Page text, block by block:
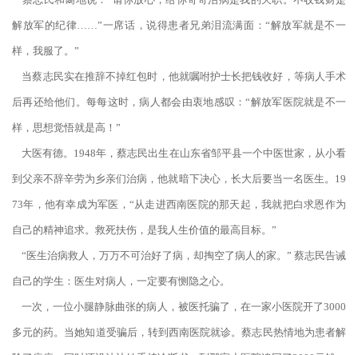
解放军的纪律……”一席话，说得患者兄弟泪流满面：“解放军就是不一
样，我服了。”
当蔡志民实在推辞不掉红包时，他就嘱咐护士长把钱收好，等病人手术
后再还给他们。每每这时，病人都会由衷地感叹：“解放军医院就是不一
样，思想觉悟就是高！”
大医有德。1948年，蔡志民出生在山东省邹平县一个中医世家，从小看
到父亲不辞辛劳为乡亲们治病，他就暗下决心，长大后要当一名医生。19
73年，他有幸成为军医，“从走进西南医院的那天起，我就把白求恩作为
自己的精神追求。救死扶伤，是我人生价值的最高目标。”
“医生治病救人，万万不可治好了病，却掏空了病人的家。” 蔡志民告诫
自己的学生：医生对病人，一定要有恻隐之心。
一次，一位小腿静脉曲张的病人，被医托骗了，在一家小医院开了3000
多元的药。当她知道受骗后，转到西南医院就诊。蔡志民热情地为患者解